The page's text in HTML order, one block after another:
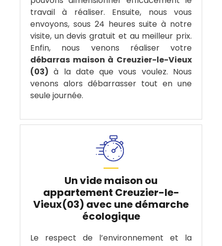
travail à réaliser. Ensuite, nous vous
envoyons, sous 24 heures suite à notre
visite, un devis gratuit et au meilleur prix.
Enfin, nous venons réaliser votre
débarras maison à Creuzier-le-Vieux
(03) à la date que vous voulez. Nous
venons alors débarrasser tout en une
seule journée.
Un vide maison ou
appartement Creuzier-le-
Vieux(03) avec une démarche
écologique
Le respect de l’environnement et la